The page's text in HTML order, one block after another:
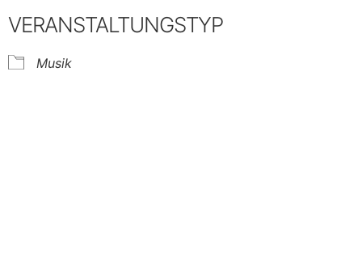
VERANSTALTUNGSTYP
Musik